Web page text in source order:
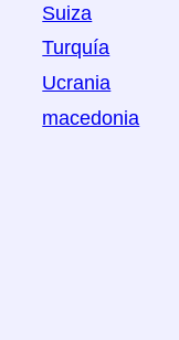
Suiza
Turquía
Ucrania
macedonia